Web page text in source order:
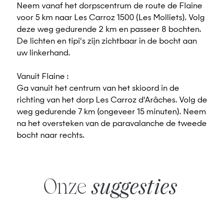
Neem vanaf het dorpscentrum de route de Flaine
voor 5 km naar Les Carroz 1500 (Les Molliets). Volg
deze weg gedurende 2 km en passeer 8 bochten.
De lichten en tipi's zijn zichtbaar in de bocht aan
uw linkerhand.
Vanuit Flaine :
Ga vanuit het centrum van het skioord in de
richting van het dorp Les Carroz d'Arâches. Volg de
weg gedurende 7 km (ongeveer 15 minuten). Neem
na het oversteken van de paravalanche de tweede
bocht naar rechts.
Onze suggesties